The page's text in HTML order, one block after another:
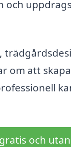
och
om att
och